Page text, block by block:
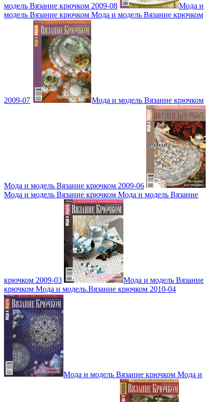
модель Вязание крючком 2009-08
Мода и
модель Вязание крючком Мода и модель Вязание крючком
2009-07 Мода и модель Вязание крючком
Мода и модель Вязание крючком 2009-06
Мода и модель Вязание крючком Мода и модель Вязание
крючком 2009-03
Мода и модель Вязание
крючком Мода и модель.Вязание крючком 2010-04
Мода и модель Вязание крючком Мода и